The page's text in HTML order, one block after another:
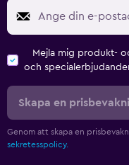
Mejla mig produkt-
och
Skapa en
Genom att skapa en
sekretesspolicy.